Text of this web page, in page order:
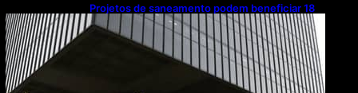
Projetos de saneamento podem beneficiar 18
milhões de brasileiros